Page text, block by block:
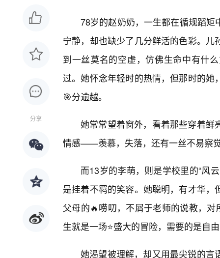
分享
78岁的赵奶奶，一生都在循规蹈
宁静，却也缺少了几分鲜活的色彩。
到一丝莫名的空虚，仿佛生命中有什
过。她怀念年轻时的热情，但那时的
🎯分逾越。
她常常望着窗外，看着那些穿着鲜
情感——羡慕，失落，还有一丝不易察
而13岁的李萌，则是学校里的“风
是挂着不羁的笑容。她聪明，有才华
父母的🔥唠叨，不屑于老师的说教，
生就是一场⭐盛大的冒险，需要的是自
她渴望被理解，却又用最尖锐的言